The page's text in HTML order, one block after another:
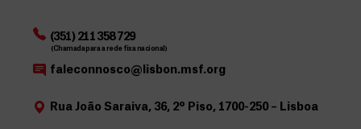
(351) 211 358 729
(Chamada para a rede fixa nacional)
faleconnosco@lisbon.msf.org
Rua João Saraiva, 36, 2º Piso, 1700-250 – Lisboa